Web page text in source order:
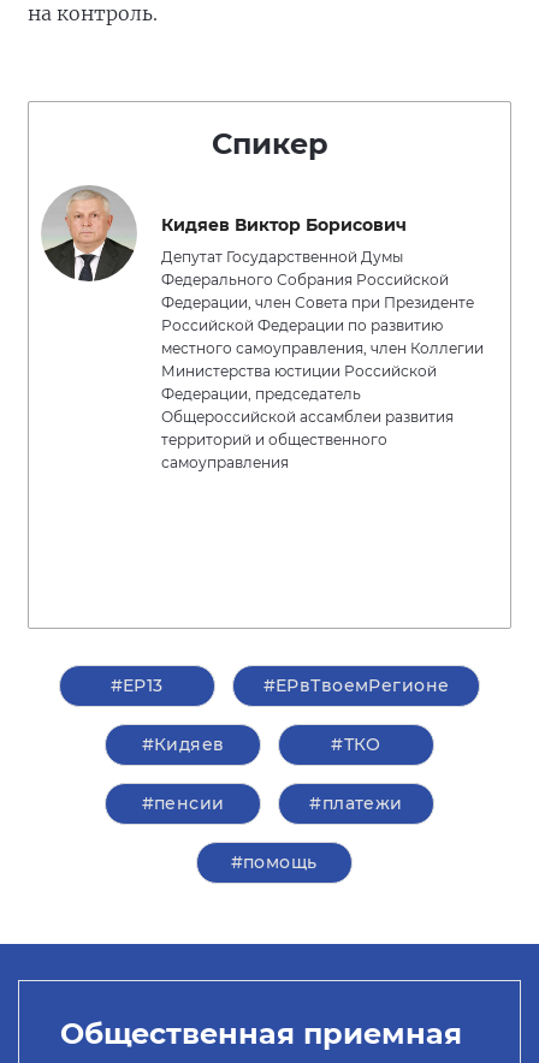
на контроль.
Спикер
Кидяев Виктор Борисович
Депутат Государственной Думы
Федерального Собрания Российской
Федерации, член Совета при Президенте
Российской Федерации по развитию
местного самоуправления, член Коллегии
Министерства юстиции Российской
Федерации, председатель
Общероссийской ассамблеи развития
территорий и общественного
самоуправления
#ЕР13 #ЕРвТвоемРегионе
#Кидяев #ТКО
#пенсии #платежи
#помощь
Общественная приемная